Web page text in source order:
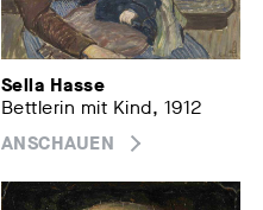
Sella Hasse
Bettlerin mit Kind, 1912
ANSCHAUEN